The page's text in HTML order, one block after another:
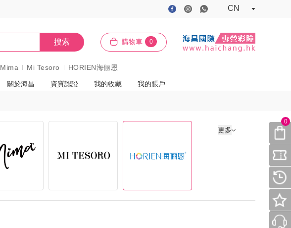
CN
搜索 購物車 0
Mima Mi Tesoro HORIEN海俪恩
關於海昌 資質認證 我的收藏 我的賬戶
更多
0